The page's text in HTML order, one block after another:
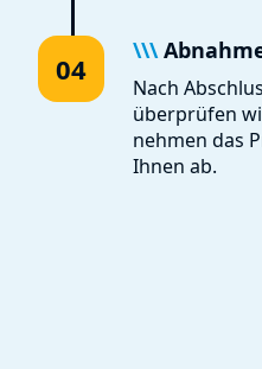
04
\\\
Nach
überprüfen
nehmen das
Ihnen ab.